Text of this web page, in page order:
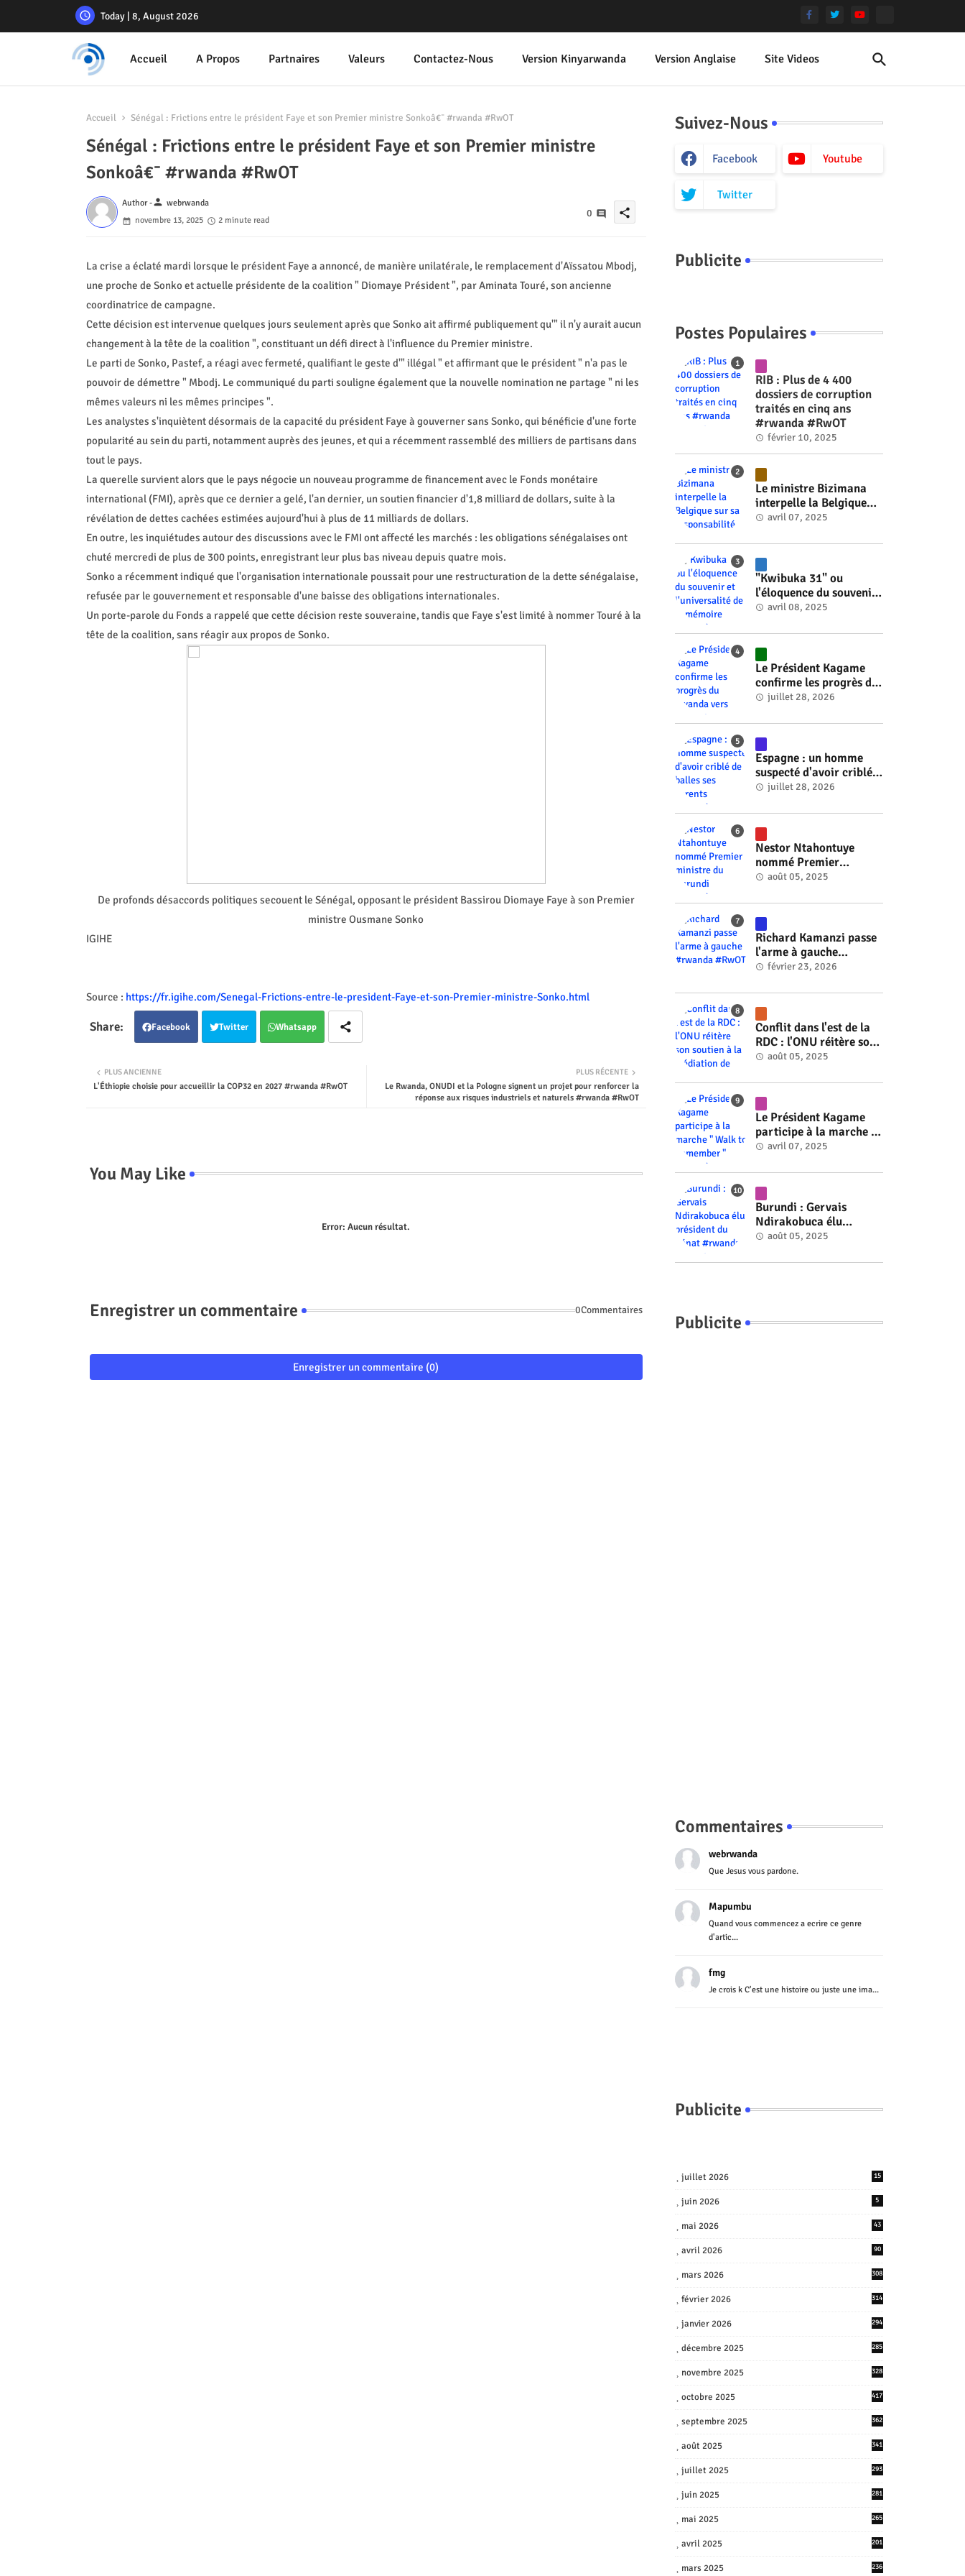
Today | 8, August 2026
Accueil A Propos Partnaires Valeurs Contactez-Nous Version Kinyarwanda Version Anglaise Site Videos
Accueil Sénégal : Frictions entre le président Faye et son Premier ministre Sonkoâ€¯ #rwanda #RwOT
Sénégal : Frictions entre le président Faye et son Premier ministre
Sonkoâ€¯ #rwanda #RwOT
Author -person webrwanda
novembre 13, 2025
2 minute read
0 share
La crise a éclaté mardi lorsque le président Faye a annoncé, de manière unilatérale, le remplacement d'Aïssatou Mbodj,
une proche de Sonko et actuelle présidente de la coalition " Diomaye Président ", par Aminata Touré, son ancienne
coordinatrice de campagne.
Cette décision est intervenue quelques jours seulement après que Sonko ait affirmé publiquement qu'" il n'y aurait aucun
changement à la tête de la coalition ", constituant un défi direct à l'influence du Premier ministre.
Le parti de Sonko, Pastef, a réagi avec fermeté, qualifiant le geste d'" illégal " et affirmant que le président " n'a pas le
pouvoir de démettre " Mbodj. Le communiqué du parti souligne également que la nouvelle nomination ne partage " ni les
mêmes valeurs ni les mêmes principes ".
Les analystes s'inquiètent désormais de la capacité du président Faye à gouverner sans Sonko, qui bénéficie d'une forte
popularité au sein du parti, notamment auprès des jeunes, et qui a récemment rassemblé des milliers de partisans dans
tout le pays.
La querelle survient alors que le pays négocie un nouveau programme de financement avec le Fonds monétaire
international (FMI), après que ce dernier a gelé, l'an dernier, un soutien financier d'1,8 milliard de dollars, suite à la
révélation de dettes cachées estimées aujourd'hui à plus de 11 milliards de dollars.
En outre, les inquiétudes autour des discussions avec le FMI ont affecté les marchés : les obligations sénégalaises ont
chuté mercredi de plus de 300 points, enregistrant leur plus bas niveau depuis quatre mois.
Sonko a récemment indiqué que l'organisation internationale poussait pour une restructuration de la dette sénégalaise,
refusée par le gouvernement et responsable d'une baisse des obligations internationales.
Un porte-parole du Fonds a rappelé que cette décision reste souveraine, tandis que Faye s'est limité à nommer Touré à la
tête de la coalition, sans réagir aux propos de Sonko.
De profonds désaccords politiques secouent le Sénégal, opposant le président Bassirou Diomaye Faye à son Premier
ministre Ousmane Sonko
IGIHE
Source : https://fr.igihe.com/Senegal-Frictions-entre-le-president-Faye-et-son-Premier-ministre-Sonko.html
Facebook Twitter Whatsapp
PLUS RÉCENTE
Le Rwanda, ONUDI et la Pologne signent un projet pour renforcer la
réponse aux risques industriels et naturels #rwanda #RwOT
PLUS ANCIENNE
L'Éthiopie choisie pour accueillir la COP32 en 2027 #rwanda #RwOT
You May Like
Error: Aucun résultat.
Enregistrer un commentaire 0Commentaires
Enregistrer un commentaire (0)
Suivez-Nous
Facebook Youtube
Twitter
Publicite
Postes Populaires
RIB : Plus de 4 400
dossiers de corruption
traités en cinq ans
#rwanda #RwOT
février 10, 2025
Le ministre Bizimana
interpelle la Belgique
sur sa responsabilité
génocide #rwanda
#RwOT
avril 07, 2025
"Kwibuka 31" ou
l'éloquence du souvenir
et l'universalité de la
#RwOT
avril 08, 2025
Le Président Kagame
confirme les progrès du
Rwanda vers l'énergie
2030 #rwanda #RwOT
juillet 28, 2026
Espagne : un homme
suspecté d'avoir criblé
de balles ses parents
juillet 28, 2026
Nestor Ntahontuye
nommé Premier
ministre du Burundi
août 05, 2025
Richard Kamanzi passe
l'arme à gauche
#rwanda #RwOT
février 23, 2026
Conflit dans l'est de la
RDC : l'ONU réitère son
soutien à la médiation
#rwanda #RwOT
août 05, 2025
Le Président Kagame
participe à la marche "
Walk to Remember "
avril 07, 2025
Burundi : Gervais
Ndirakobuca élu
président du Sénat
août 05, 2025
Publicite
Commentaires
webrwanda
Que Jesus vous pardone.
Mapumbu
Quand vous commencez a ecrire ce genre
d'artic...
fmg
Je crois k C'est une histoire ou juste une ima...
Publicite
juillet 2026 15
juin 2026 5
mai 2026 43
avril 2026 90
mars 2026 308
février 2026 314
janvier 2026 294
décembre 2025 285
novembre 2025 328
octobre 2025 417
septembre 2025 362
août 2025 341
juillet 2025 293
juin 2025 281
mai 2025 265
avril 2025 201
mars 2025 236